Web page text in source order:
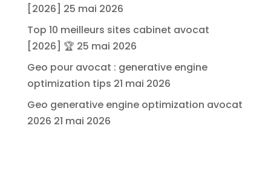
[2026] 25 mai 2026
Top 10 meilleurs sites cabinet avocat
[2026] 🏆 25 mai 2026
Geo pour avocat : generative engine
optimization tips 21 mai 2026
Geo generative engine optimization avocat
2026 21 mai 2026